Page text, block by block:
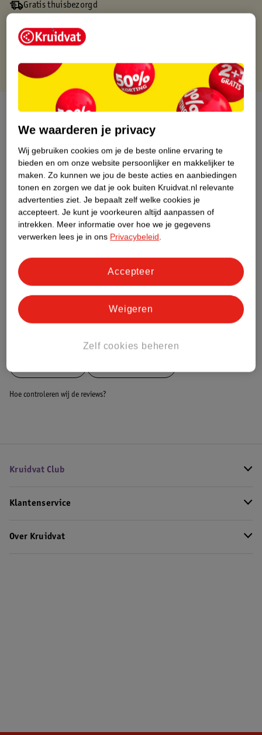
Gratis thuisbezorgd
Gratis punten met je Kruidvat kaart
Over dit product
Productinformatie
Etiketinformatie
Nature Impact Score
Dit product heeft (nog) geen Nature
Impact Score.
Bestel & Bezorginformatie
Hoe controleren wij de reviews?
Kruidvat Club
Klantenservice
Over Kruidvat
We waarderen je privacy
Wij gebruiken cookies om je de beste online ervaring te
bieden en om onze website persoonlijker en makkelijker te
maken. Zo kunnen we jou de beste acties en aanbiedingen
tonen en zorgen we dat je ook buiten Kruidvat.nl relevante
advertenties ziet. Je bepaalt zelf welke cookies je
accepteert. Je kunt je voorkeuren altijd aanpassen of
intrekken. Meer informatie over hoe we je gegevens
verwerken lees je in ons Privacybeleid.
Zelf cookies beheren
Weigeren
Accepteer